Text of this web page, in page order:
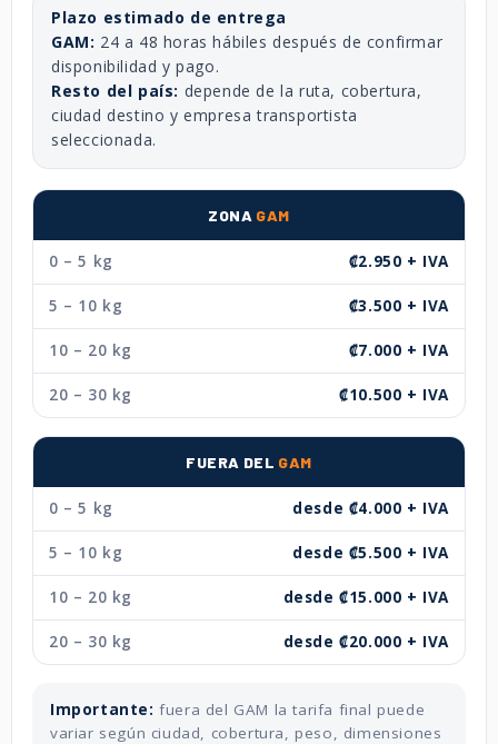
Plazo estimado de entrega
GAM: 24 a 48 horas hábiles después de confirmar
disponibilidad y pago.
Resto del país: depende de la ruta, cobertura,
ciudad destino y empresa transportista
seleccionada.
ZONA GAM
0 – 5 kg ₡2.950 + IVA
5 – 10 kg ₡3.500 + IVA
10 – 20 kg ₡7.000 + IVA
20 – 30 kg ₡10.500 + IVA
FUERA DEL GAM
0 – 5 kg desde ₡4.000 + IVA
5 – 10 kg desde ₡5.500 + IVA
10 – 20 kg desde ₡15.000 + IVA
20 – 30 kg desde ₡20.000 + IVA
Importante: fuera del GAM la tarifa final puede
variar según ciudad, cobertura, peso, dimensiones